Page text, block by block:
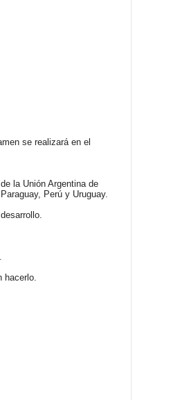
se realizará en el
la Unión Argentina de
Perú y Uruguay.
hacerlo.